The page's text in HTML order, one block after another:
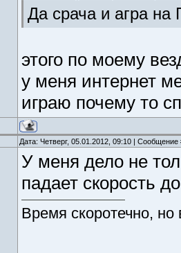
Да срача и агра на
этого по моему
у меня интернет
играю почему то
Дата: Четверг, 05.01.2012, 09:10 |
У меня дело не
падает скорость
Время скоротечно,